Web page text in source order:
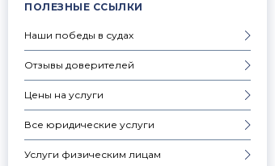
ПОЛЕЗНЫЕ ССЫЛКИ
Наши победы в судах
Отзывы доверителей
Цены на услуги
Все юридические услуги
Услуги физическим лицам